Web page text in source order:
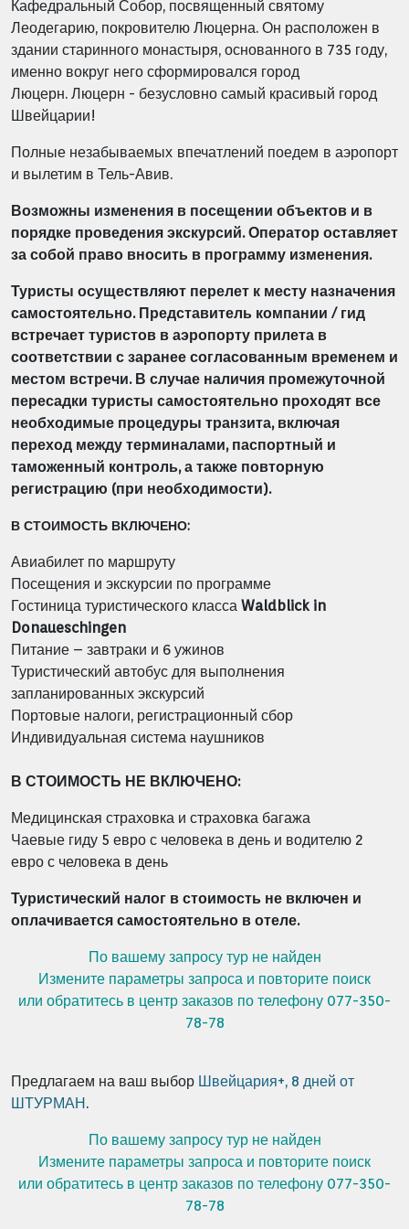
Кафедральный Собор, посвященный святому
Леодегарию, покровителю Люцерна. Он расположен в
здании старинного монастыря, основанного в 735 году,
именно вокруг него сформировался город
Люцерн. Люцерн - безусловно самый красивый город
Швейцарии!
Полные незабываемых впечатлений поедем в аэропорт
и вылетим в Тель-Авив.
Возможны изменения в посещении объектов и в
порядке проведения экскурсий.Оператор оставляет
за собой право вносить в программу изменения.
Туристы осуществляют перелет к месту назначения
самостоятельно. Представитель компании / гид
встречает туристов в аэропорту прилета в
соответствии с заранее согласованным временем и
местом встречи. В случае наличия промежуточной
пересадки туристы самостоятельно проходят все
необходимые процедуры транзита, включая
переход между терминалами, паспортный и
таможенный контроль, а также повторную
регистрацию (при необходимости).
В СТОИМОСТЬ ВКЛЮЧЕНО:
Авиабилет по маршруту
Посещения и экскурсии по программе
Гостиница туристического класса Waldblick in
Donaueschingen
Питание – завтраки и 6 ужинов
Туристический автобус для выполнения
запланированных экскурсий
Портовые налоги, регистрационный сбор
Индивидуальная система наушников
В СТОИМОСТЬ НЕ ВКЛЮЧЕНО:
Медицинская страховка и страховка багажа
Чаевые гиду 5 евро с человека в день и водителю 2
евро с человека в день
Туристический налог в стоимость не включен и
оплачивается самостоятельно в отеле.
По вашему запросу тур не найден
Измените параметры запроса и повторите поиск
или обратитесь в центр заказов по телефону 077-350-
78-78
Предлагаем на ваш выбор Швейцария+, 8 дней от
ШТУРМАН .
По вашему запросу тур не найден
Измените параметры запроса и повторите поиск
или обратитесь в центр заказов по телефону 077-350-
78-78